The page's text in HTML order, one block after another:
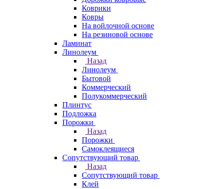
Коврики
Ковры
На войлочной основе
На резиновой основе
Ламинат
Линолеум
Назад
Линолеум
Бытовой
Коммерческий
Полукоммерческий
Плинтус
Подложка
Порожки
Назад
Порожки
Самоклеящиеся
Сопутствующий товар
Назад
Сопутствующий товар
Клей